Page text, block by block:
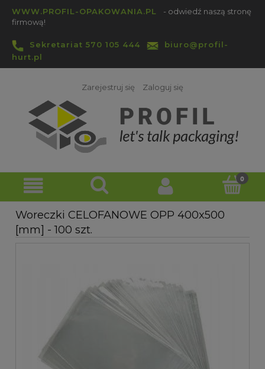
WWW.PROFIL-OPAKOWANIA.PL
- odwiedź naszą stronę
firmową!
Sekretariat 570 105 444
biuro@profil-
hurt.pl
Zarejestruj się Zaloguj się
Woreczki CELOFANOWE OPP 400x500
[mm] - 100 szt.